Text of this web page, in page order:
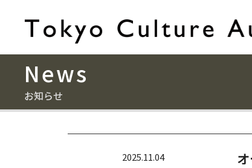
News
お知らせ
2025.11.04